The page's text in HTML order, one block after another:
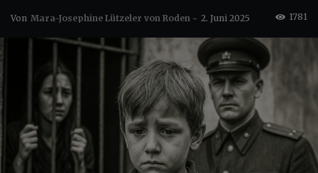
Von Mara-Josephine Lützeler von Roden - 2. Juni 2025 1781